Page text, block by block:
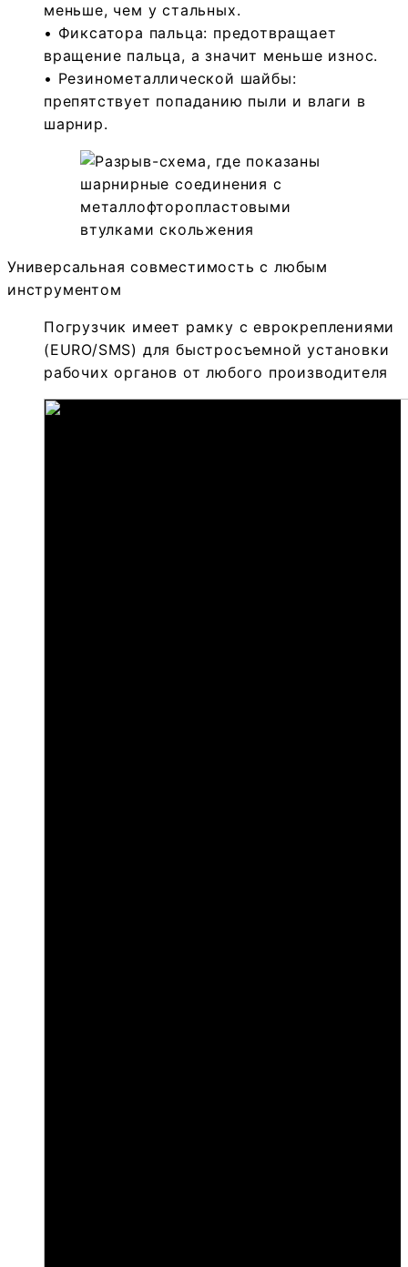
меньше, чем у стальных.
• Фиксатора пальца: предотвращает
вращение пальца, а значит меньше износ.
• Резинометаллической шайбы:
препятствует попаданию пыли и влаги в
шарнир.
Универсальная совместимость с любым
инструментом
Погрузчик имеет рамку с еврокреплениями
(EURO/SMS) для быстросъемной установки
рабочих органов от любого производителя